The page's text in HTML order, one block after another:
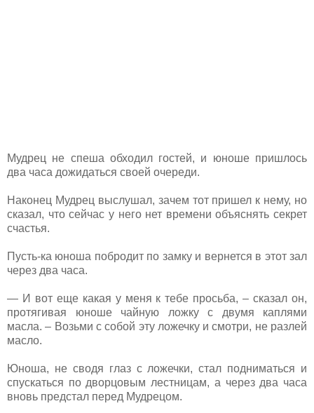
Мудрец не спеша обходил гостей, и юноше пришлось
два часа дожидаться своей очереди.
Наконец Мудрец выслушал, зачем тот пришел к нему, но
сказал, что сейчас у него нет времени объяснять секрет
счастья.
Пусть-ка юноша побродит по замку и вернется в этот зал
через два часа.
— И вот еще какая у меня к тебе просьба, – сказал он,
протягивая юноше чайную ложку с двумя каплями
масла. – Возьми с собой эту ложечку и смотри, не разлей
масло.
Юноша, не сводя глаз с ложечки, стал подниматься и
спускаться по дворцовым лестницам, а через два часа
вновь предстал перед Мудрецом.